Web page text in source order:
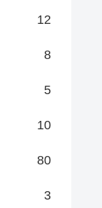
12
8
5
10
80
3